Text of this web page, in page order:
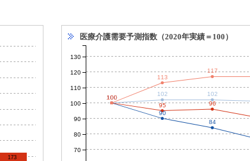
173
医療介護需要予測指数（2020年実績＝100）
100
90
84
100 102 102
100
95
96
100
113
117
70
80
90
100
110
120
130